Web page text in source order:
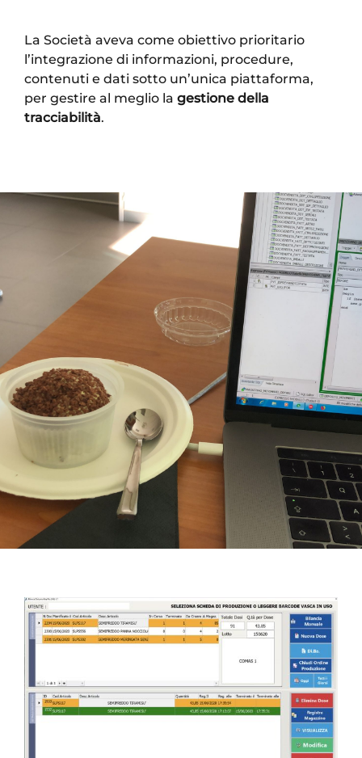
La Società aveva come obiettivo prioritario
l’integrazione di informazioni, procedure,
contenuti e dati sotto un’unica piattaforma,
per gestire al meglio la gestione della
tracciabilità.